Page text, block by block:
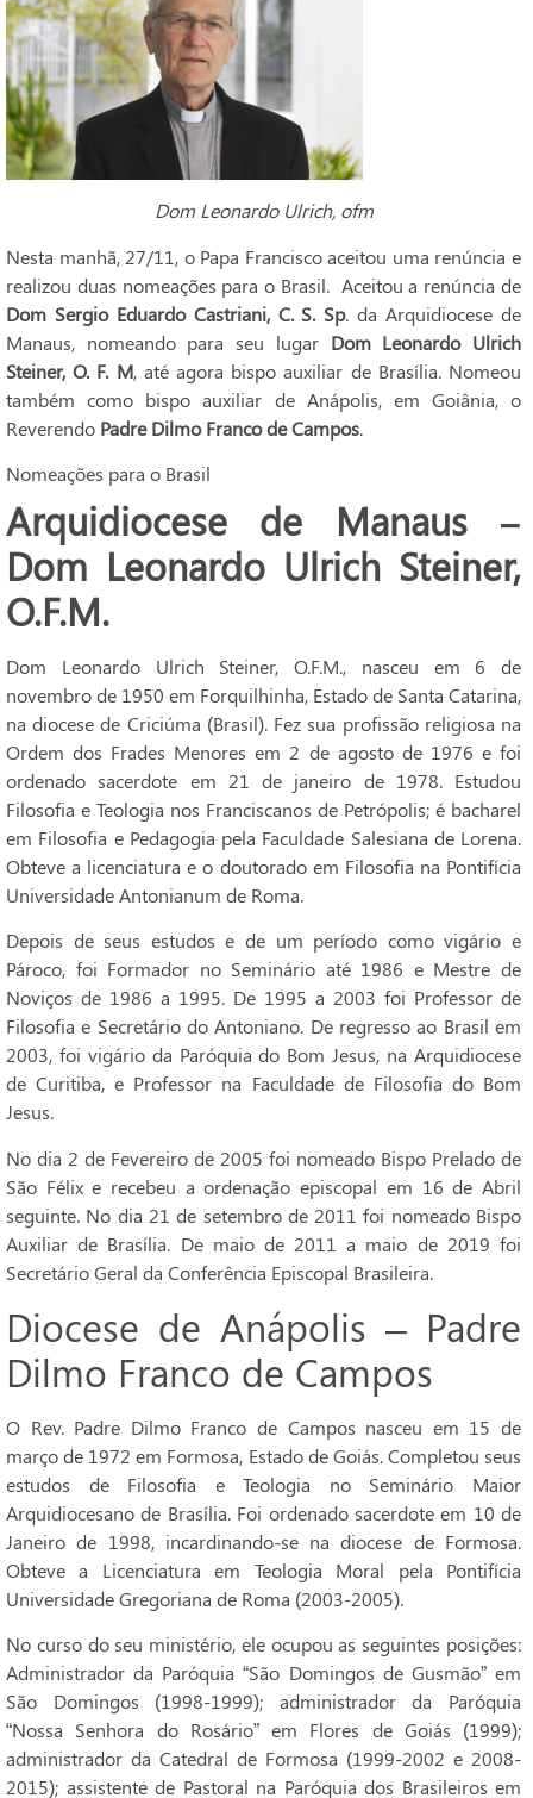
Dom Leonardo Ulrich, ofm
Nesta manhã, 27/11, o Papa Francisco aceitou uma renúncia e
realizou duas nomeações para o Brasil. Aceitou a renúncia de
Dom Sergio Eduardo Castriani, C. S. Sp. da Arquidiocese de
Manaus, nomeando para seu lugar Dom Leonardo Ulrich
Steiner, O. F. M, até agora bispo auxiliar de Brasília. Nomeou
também como bispo auxiliar de Anápolis, em Goiânia, o
Reverendo Padre Dilmo Franco de Campos.
Nomeações para o Brasil
Arquidiocese de Manaus –
Dom Leonardo Ulrich Steiner,
O.F.M.
Dom Leonardo Ulrich Steiner, O.F.M., nasceu em 6 de
novembro de 1950 em Forquilhinha, Estado de Santa Catarina,
na diocese de Criciúma (Brasil). Fez sua profissão religiosa na
Ordem dos Frades Menores em 2 de agosto de 1976 e foi
ordenado sacerdote em 21 de janeiro de 1978. Estudou
Filosofia e Teologia nos Franciscanos de Petrópolis; é bacharel
em Filosofia e Pedagogia pela Faculdade Salesiana de Lorena.
Obteve a licenciatura e o doutorado em Filosofia na Pontifícia
Universidade Antonianum de Roma.
Depois de seus estudos e de um período como vigário e
Pároco, foi Formador no Seminário até 1986 e Mestre de
Noviços de 1986 a 1995. De 1995 a 2003 foi Professor de
Filosofia e Secretário do Antoniano. De regresso ao Brasil em
2003, foi vigário da Paróquia do Bom Jesus, na Arquidiocese
de Curitiba, e Professor na Faculdade de Filosofia do Bom
Jesus.
No dia 2 de Fevereiro de 2005 foi nomeado Bispo Prelado de
São Félix e recebeu a ordenação episcopal em 16 de Abril
seguinte. No dia 21 de setembro de 2011 foi nomeado Bispo
Auxiliar de Brasília. De maio de 2011 a maio de 2019 foi
Secretário Geral da Conferência Episcopal Brasileira.
Diocese de Anápolis – Padre
Dilmo Franco de Campos
O Rev. Padre Dilmo Franco de Campos nasceu em 15 de
março de 1972 em Formosa, Estado de Goiás. Completou seus
estudos de Filosofia e Teologia no Seminário Maior
Arquidiocesano de Brasília. Foi ordenado sacerdote em 10 de
Janeiro de 1998, incardinando-se na diocese de Formosa.
Obteve a Licenciatura em Teologia Moral pela Pontifícia
Universidade Gregoriana de Roma (2003-2005).
No curso do seu ministério, ele ocupou as seguintes posições:
Administrador da Paróquia “São Domingos de Gusmão” em
São Domingos (1998-1999); administrador da Paróquia
“Nossa Senhora do Rosário” em Flores de Goiás (1999);
administrador da Catedral de Formosa (1999-2002 e 2008-
2015); assistente de Pastoral na Paróquia dos Brasileiros em